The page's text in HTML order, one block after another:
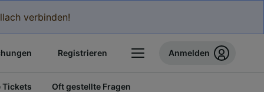
verbinden!
Registrieren Anmelden
Tickets Oft gestellte Fragen